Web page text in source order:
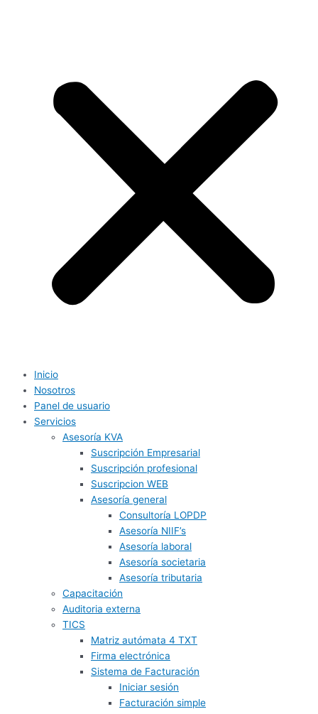
Inicio
Nosotros
Panel de usuario
Servicios
Asesoría KVA
Suscripción Empresarial
Suscripción profesional
Suscripcion WEB
Asesoría general
Consultoría LOPDP
Asesoría NIIF’s
Asesoría laboral
Asesoría societaria
Asesoría tributaria
Capacitación
Auditoria externa
TICS
Matriz autómata 4 TXT
Firma electrónica
Sistema de Facturación
Iniciar sesión
Facturación simple